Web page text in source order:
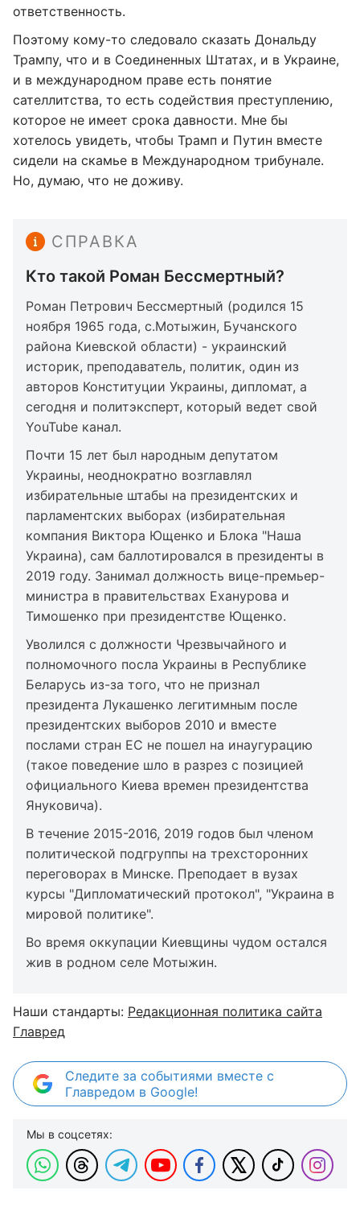
ответственность.
Поэтому кому-то следовало сказать Дональду
Трампу, что и в Соединенных Штатах, и в Украине,
и в международном праве есть понятие
сателлитства, то есть содействия преступлению,
которое не имеет срока давности. Мне бы
хотелось увидеть, чтобы Трамп и Путин вместе
сидели на скамье в Международном трибунале.
Но, думаю, что не доживу.
СПРАВКА
Кто такой Роман Бессмертный?
Роман Петрович Бессмертный (родился 15
ноября 1965 года, с.Мотыжин, Бучанского
района Киевской области) - украинский
историк, преподаватель, политик, один из
авторов Конституции Украины, дипломат, а
сегодня и политэксперт, который ведет свой
YouTube канал.
Почти 15 лет был народным депутатом
Украины, неоднократно возглавлял
избирательные штабы на президентских и
парламентских выборах (избирательная
компания Виктора Ющенко и Блока "Наша
Украина), сам баллотировался в президенты в
2019 году. Занимал должность вице-премьер-
министра в правительствах Еханурова и
Тимошенко при президентстве Ющенко.
Уволился с должности Чрезвычайного и
полномочного посла Украины в Республике
Беларусь из-за того, что не признал
президента Лукашенко легитимным после
президентских выборов 2010 и вместе
послами стран ЕС не пошел на инаугурацию
(такое поведение шло в разрез с позицией
официального Киева времен президентства
Януковича).
В течение 2015-2016, 2019 годов был членом
политической подгруппы на трехсторонних
переговорах в Минске. Преподает в вузах
курсы "Дипломатический протокол", "Украина в
мировой политике".
Во время оккупации Киевщины чудом остался
жив в родном селе Мотыжин.
Наши стандарты: Редакционная политика сайта
Главред
Следите за событиями вместе с
Главредом в Google!
Мы в соцсетях: